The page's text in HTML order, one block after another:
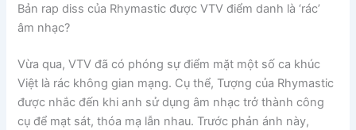
Bản rap diss của Rhymastic được VTV điểm danh là ‘rác’
âm nhạc?
Vừa qua, VTV đã có phóng sự điểm mặt một số ca khúc
Việt là rác không gian mạng. Cụ thể, Tượng của Rhymastic
được nhắc đến khi anh sử dụng âm nhạc trở thành công
cụ để mạt sát, thóa mạ lẫn nhau. Trước phản ánh này,